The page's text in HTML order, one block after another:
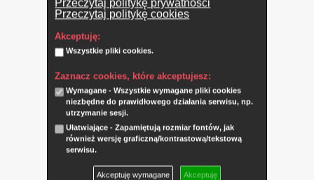
Przeczytaj politykę prywatności
Przeczytaj politykę cookies
Akceptuję:
Wszystkie pliki cookies.
Zaznacz cookies, które akceptujesz:
Wymagane - Wszystkie wymagane pliki cookies
niezbędne do prawidłowego działania serwisu, np.
utrzymanie sesji.
Ułatwiające - Zapamiętują rozmiar fontów, jak
również wersję graficzną/kontrastową/tekstową
serwisu.
Akceptuję wymagane Akceptuję